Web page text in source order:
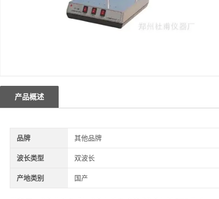
产品概述
品牌 其他品牌
波长类型 双波长
产地类别 国产